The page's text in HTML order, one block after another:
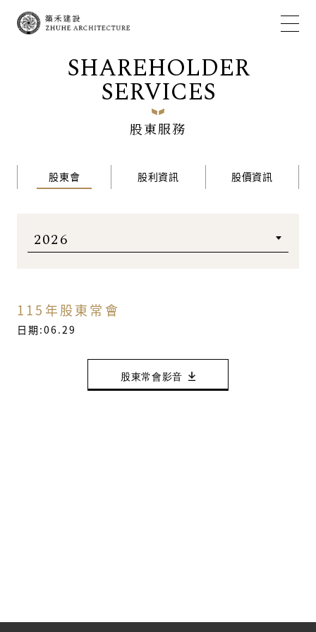
SHAREHOLDER
SERVICES
股東服務
股東會 股利資訊 股價資訊
115年股東常會
日期:06.29
股東常會影音